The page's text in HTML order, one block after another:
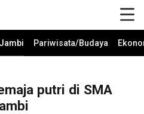
Pariwisata/Budaya
putri di SMA